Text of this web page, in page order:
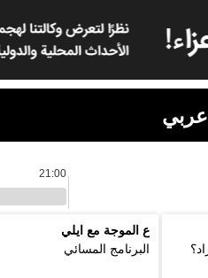
عربي
21:00
ع الموجة مع ايلي
البرنامج المسائي